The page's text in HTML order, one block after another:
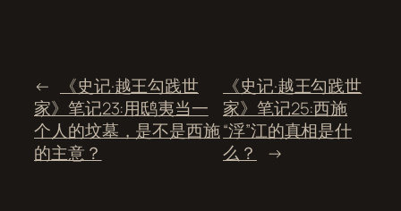
←
《史记·越王勾践世
家》笔记23:用鸱夷当一
个人的坟墓，是不是西施
的主意？
《史记·越王勾践世
家》笔记25:西施
“浮”江的真相是什
么？
→